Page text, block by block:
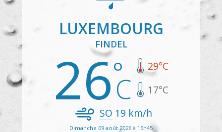
LUXEMBOURG
FINDEL
26 29°C
17°C
SO 19 km/h
Dimanche 09 août 2026 à 15h45